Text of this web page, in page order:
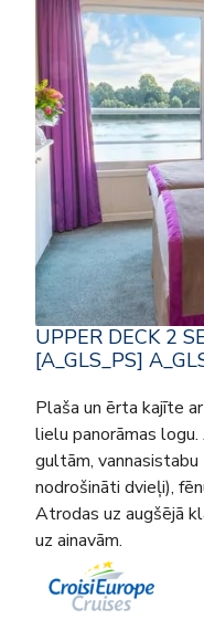
UPPER DECK 2
[A_GLS_PS]
Plaša un ērta kajīte
lielu panorāmas
gultām,
nodrošināti dvieļi),
Atrodas uz augšējā
uz ainavām.